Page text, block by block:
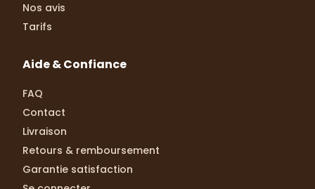
Nos avis
Tarifs
Aide & Confiance
FAQ
Contact
Livraison
Retours & remboursement
Garantie satisfaction